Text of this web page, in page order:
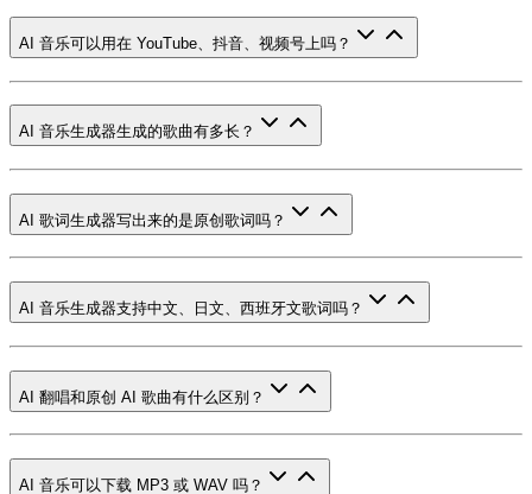
AI 音乐可以用在 YouTube、抖音、视频号上吗？
AI 音乐生成器生成的歌曲有多长？
AI 歌词生成器写出来的是原创歌词吗？
AI 音乐生成器支持中文、日文、西班牙文歌词吗？
AI 翻唱和原创 AI 歌曲有什么区别？
AI 音乐可以下载 MP3 或 WAV 吗？